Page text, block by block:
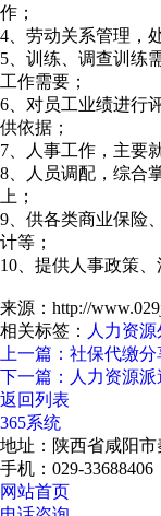
4、劳动关系管理，
5、训练、调查训练
工作需要；
6、对员工业绩进行
供依据；
7、人事工作，主要
8、人员调配，综合
上；
9、供各类商业保险
计等；
10、提供人事政策
来源：http://
相关标签： 人力资
上一篇：社保代缴
下一篇：人力资源
返回列表
365系统
地址：陕西省咸阳
手机：029-33688406
网站首页